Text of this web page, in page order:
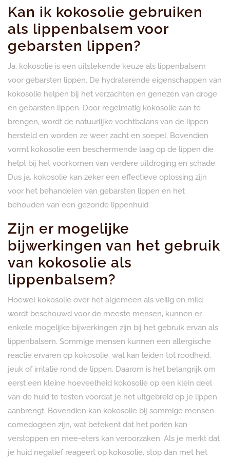
Kan ik kokosolie gebruiken
als lippenbalsem voor
gebarsten lippen?
Ja, kokosolie is een uitstekende keuze als lippenbalsem
voor gebarsten lippen. De hydraterende eigenschappen van
kokosolie helpen bij het verzachten en genezen van droge
en gebarsten lippen. Door regelmatig kokosolie aan te
brengen, wordt de natuurlijke vochtbalans van de lippen
hersteld en worden ze weer zacht en soepel. Bovendien
vormt kokosolie een beschermende laag op de lippen die
helpt bij het voorkomen van verdere uitdroging en schade.
Dus ja, kokosolie kan zeker een effectieve oplossing zijn
voor het behandelen van gebarsten lippen en het
behouden van een gezonde lippenhuid.
Zijn er mogelijke
bijwerkingen van het gebruik
van kokosolie als
lippenbalsem?
Hoewel kokosolie over het algemeen als veilig en mild
wordt beschouwd voor de meeste mensen, kunnen er
enkele mogelijke bijwerkingen zijn bij het gebruik ervan als
lippenbalsem. Sommige mensen kunnen een allergische
reactie ervaren op kokosolie, wat kan leiden tot roodheid,
jeuk of irritatie rond de lippen. Daarom is het belangrijk om
eerst een kleine hoeveelheid kokosolie op een klein deel
van de huid te testen voordat je het uitgebreid op je lippen
aanbrengt. Bovendien kan kokosolie bij sommige mensen
comedogeen zijn, wat betekent dat het poriën kan
verstoppen en mee-eters kan veroorzaken. Als je merkt dat
je huid negatief reageert op kokosolie, stop dan met het